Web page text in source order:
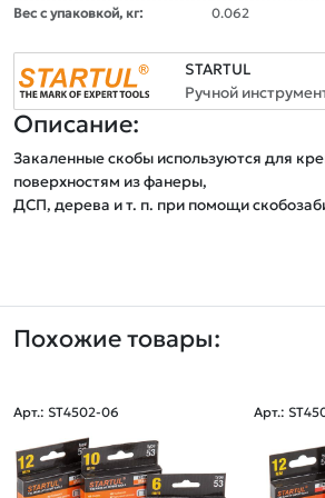
Вес с упаковкой, кг:
0.062
STARTUL
Ручной
Описание:
Закаленные скобы используются для
поверхностям из фанеры,
Похожие товары:
Арт.: ST4502-06 Арт.: